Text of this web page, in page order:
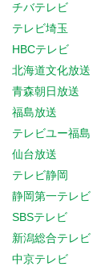
チバテレビ
テレビ埼玉
HBCテレビ
北海道文化放送
青森朝日放送
福島放送
テレビユー福島
仙台放送
テレビ静岡
静岡第一テレビ
SBSテレビ
新潟総合テレビ
中京テレビ